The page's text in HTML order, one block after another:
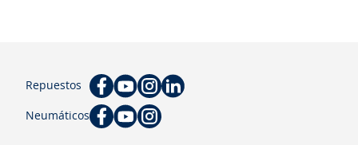
Repuestos
Neumáticos